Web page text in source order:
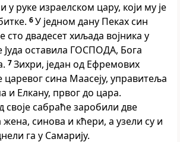
у руке израелском цару, који му је
6У једном дану Пеках син
сто двадесет хиљада војника у
Јуда оставила ГОСПОДА, Бога
7Зихри, један од Ефремових
царевог сина Маасеју, управитеља
и Елкану, првог до цара.
своје сабраће заробили две
синова и кћери, а узели су и
га у Самарију.